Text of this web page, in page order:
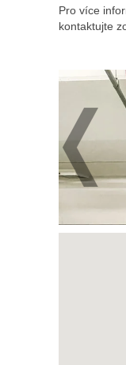
Pro více
kontaktujte